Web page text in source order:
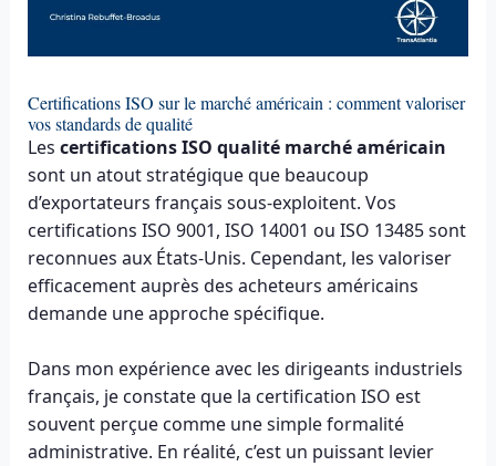
Certifications ISO sur le marché américain : comment valoriser
vos standards de qualité
Les certifications ISO qualité marché américain
sont un atout stratégique que beaucoup
d’exportateurs français sous-exploitent. Vos
certifications ISO 9001, ISO 14001 ou ISO 13485 sont
reconnues aux États-Unis. Cependant, les valoriser
efficacement auprès des acheteurs américains
demande une approche spécifique.
Dans mon expérience avec les dirigeants industriels
français, je constate que la certification ISO est
souvent perçue comme une simple formalité
administrative. En réalité, c’est un puissant levier